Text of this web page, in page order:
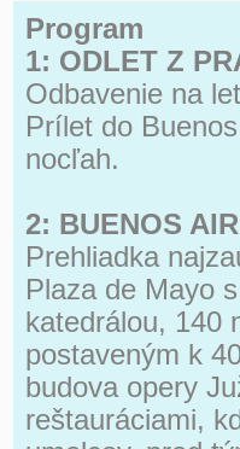
Program
1: ODLET Z
Odbavenie na
Prílet do
nocľah.
2: BUENOS
Prehliadka
Plaza de Mayo
katedrálou, 140
postaveným k
budova opery
reštauráciami,